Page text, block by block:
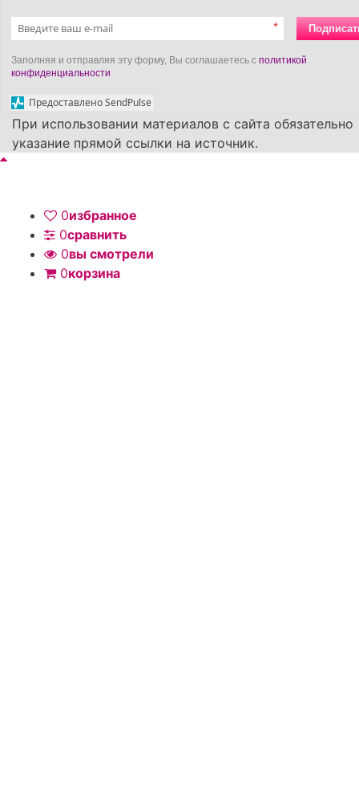
*
Заполняя и отправляя эту форму, Вы соглашаетесь с политикой
конфиденциальности
Предоставлено SendPulse
При использовании материалов с сайта обязательно
указание прямой ссылки на источник.
0избранное
0сравнить
0вы смотрели
0корзина